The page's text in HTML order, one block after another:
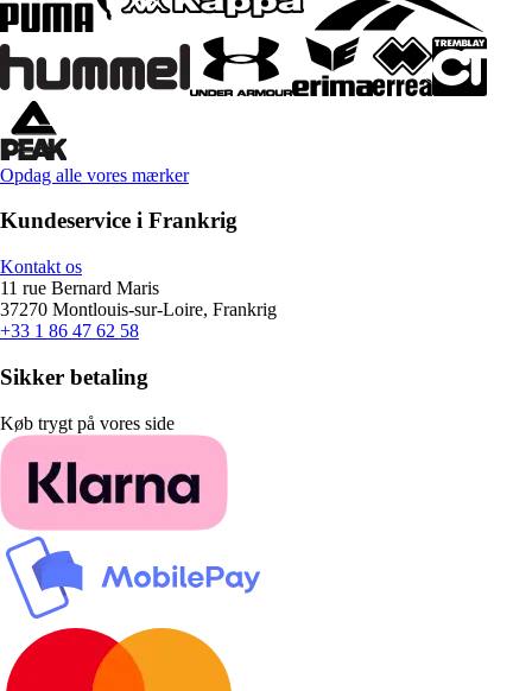
Opdag alle vores mærker
Kundeservice i Frankrig
Kontakt os
11 rue Bernard Maris
37270 Montlouis-sur-Loire, Frankrig
+33 1 86 47 62 58
Sikker betaling
Køb trygt på vores side